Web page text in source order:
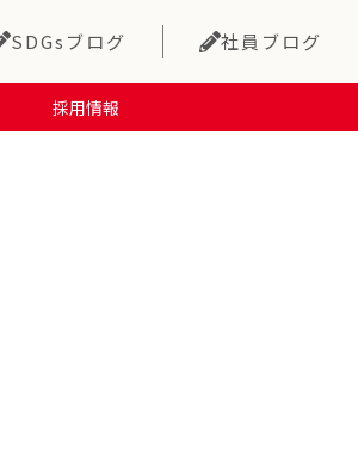
SDGsブログ 社員ブログ
採用情報